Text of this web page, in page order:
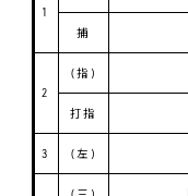
1
捕
2
(指)
打指
3 (左)